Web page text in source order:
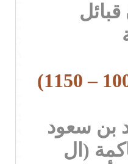
الجيل الأول (1000 – 1150)
بن سعود
(ال